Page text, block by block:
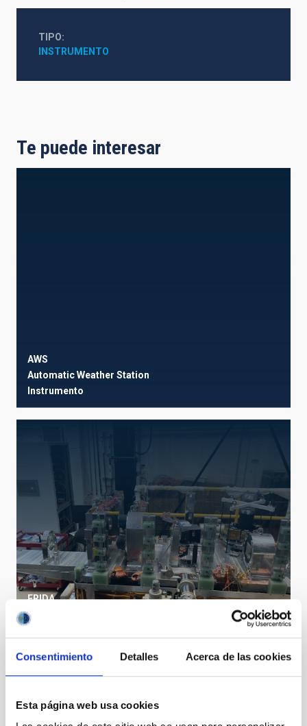
Consentimiento Detalles Acerca de las cookies
Esta página web usa cookies
TIPO
INSTRUMENTO
Te puede interesar
AWS
Automatic Weather Station
Instrumento
FRIDA
FRIDA: InFRared Imager and Disector for Adaptic
optics